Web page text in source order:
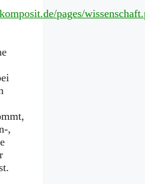
pages/
,